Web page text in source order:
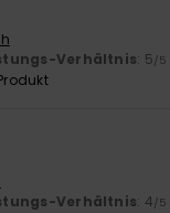
Verhältnis: 5/5
Verhältnis: 4/5